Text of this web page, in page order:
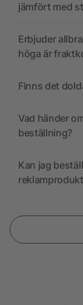
jämfört med
Erbjuder
höga är
Finns det
Vad händer
beställning?
Kan jag